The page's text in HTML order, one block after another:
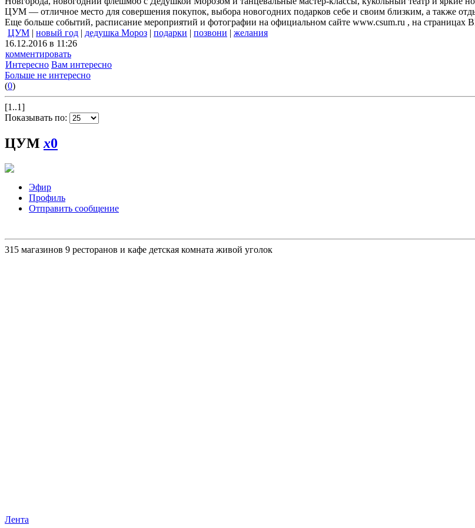
ЦУМ — отличное место для совершения покупок, выбора новогодних подарков себе и своим близким, а также
Еще больше событий, расписание мероприятий и фотографии на официальном сайте www.csum.ru , на
ЦУМ | новый год | дедушка Мороз | подарки | позвони | желания
16.12.2016 в 11:26
комментировать
Интересно Вам интересно
Больше не интересно
(0)
[1..1]
Показывать по:
ЦУМ x0
Эфир
Профиль
Отправить сообщение
315 магазинов 9 ресторанов и кафе детская комната живой уголок
Лента